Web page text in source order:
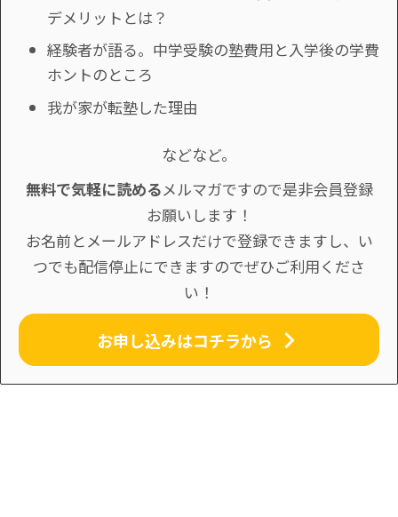
デメリットとは？
経験者が語る。中学受験の塾費用と入学後の学費
ホントのところ
我が家が転塾した理由
などなど。
無料で気軽に読めるメルマガですので是非会員登録
お願いします！
お名前とメールアドレスだけで登録できますし、い
つでも配信停止にできますのでぜひご利用くださ
い！
お申し込みはコチラから